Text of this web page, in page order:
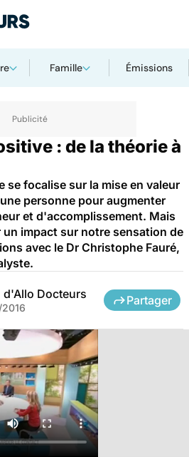
Famille Émissions
: de la théorie à
se focalise sur la mise en valeur
personne pour augmenter
et d'accomplissement. Mais
impact sur notre sensation de
avec le Dr Christophe Fauré,
d'Allo Docteurs
2016
Partager